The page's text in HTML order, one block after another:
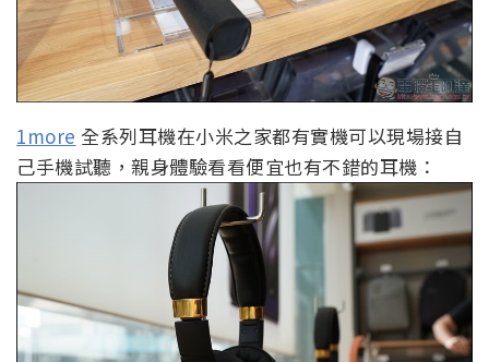
1more 全系列耳機在小米之家都有實機可以現場接自
己手機試聽，親身體驗看看便宜也有不錯的耳機：